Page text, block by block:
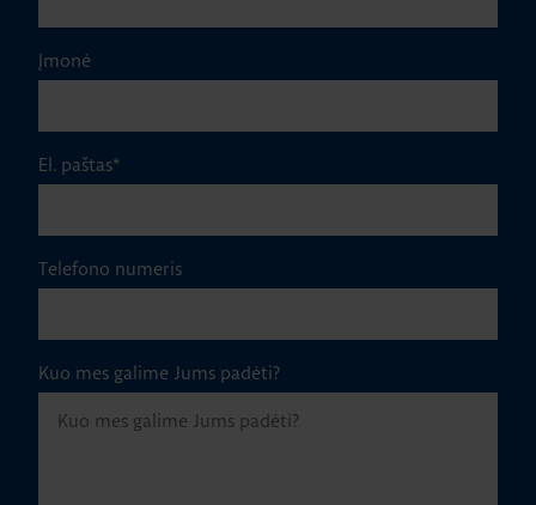
Įmonė
El. paštas*
Telefono numeris
Kuo mes galime Jums padėti?